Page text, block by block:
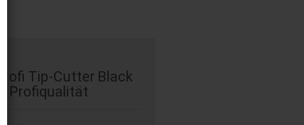
Profi Tip-Cutter Black
in Profiqualität